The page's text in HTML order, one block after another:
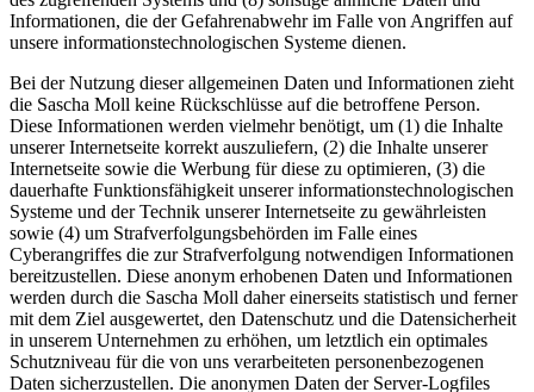
Informationen, die der Gefahrenabwehr im Falle von Angriffen auf
unsere informationstechnologischen Systeme dienen.
Bei der Nutzung dieser allgemeinen Daten und Informationen zieht
die Sascha Moll keine Rückschlüsse auf die betroffene Person.
Diese Informationen werden vielmehr benötigt, um (1) die Inhalte
unserer Internetseite korrekt auszuliefern, (2) die Inhalte unserer
Internetseite sowie die Werbung für diese zu optimieren, (3) die
dauerhafte Funktionsfähigkeit unserer informationstechnologischen
Systeme und der Technik unserer Internetseite zu gewährleisten
sowie (4) um Strafverfolgungsbehörden im Falle eines
Cyberangriffes die zur Strafverfolgung notwendigen Informationen
bereitzustellen. Diese anonym erhobenen Daten und Informationen
werden durch die Sascha Moll daher einerseits statistisch und ferner
mit dem Ziel ausgewertet, den Datenschutz und die Datensicherheit
in unserem Unternehmen zu erhöhen, um letztlich ein optimales
Schutzniveau für die von uns verarbeiteten personenbezogenen
Daten sicherzustellen. Die anonymen Daten der Server-Logfiles